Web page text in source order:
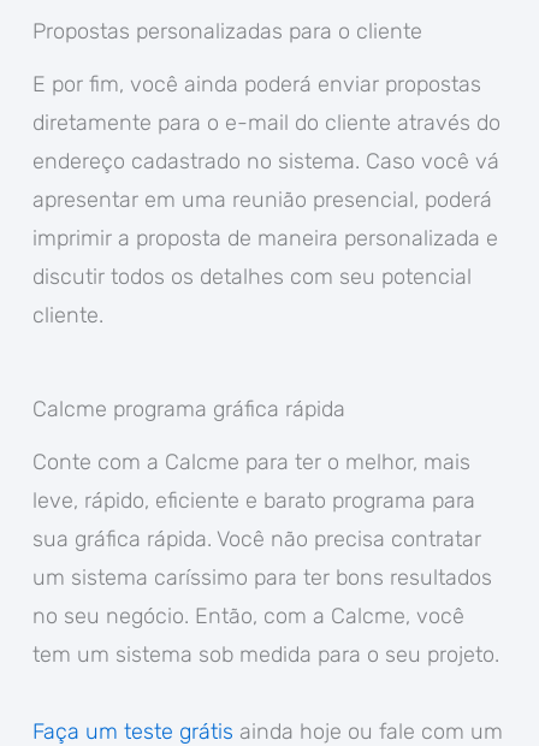
Propostas personalizadas para o cliente
E por fim, você ainda poderá enviar propostas
diretamente para o e-mail do cliente através do
endereço cadastrado no sistema. Caso você vá
apresentar em uma reunião presencial, poderá
imprimir a proposta de maneira personalizada e
discutir todos os detalhes com seu potencial
cliente.
Calcme programa gráfica rápida
Conte com a Calcme para ter o melhor, mais
leve, rápido, eficiente e barato programa para
sua gráfica rápida. Você não precisa contratar
um sistema caríssimo para ter bons resultados
no seu negócio. Então, com a Calcme, você
tem um sistema sob medida para o seu projeto.
Faça um teste grátis ainda hoje ou fale com um